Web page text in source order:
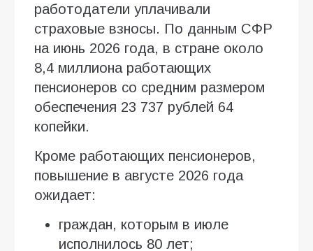
работодатели уплачивали
страховые взносы. По данным СФР
на июнь 2026 года, в стране около
8,4 миллиона работающих
пенсионеров со средним размером
обеспечения 23 737 рублей 64
копейки.
Кроме работающих пенсионеров,
повышение в августе 2026 года
ожидает:
граждан, которым в июле
исполнилось 80 лет;